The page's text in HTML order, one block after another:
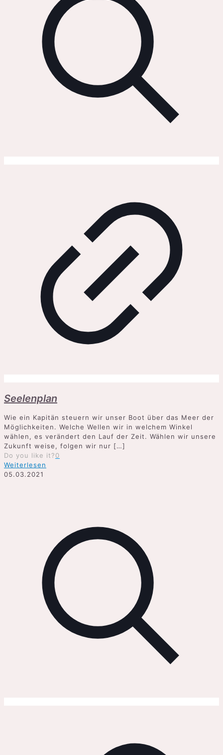
Seelenplan
Wie ein Kapitän steuern wir unser Boot über das Meer der
Möglichkeiten. Welche Wellen wir in welchem Winkel
wählen, es verändert den Lauf der Zeit. Wählen wir unsere
Zukunft weise, folgen wir nur […]
Do you like it?0
Weiterlesen
05.03.2021